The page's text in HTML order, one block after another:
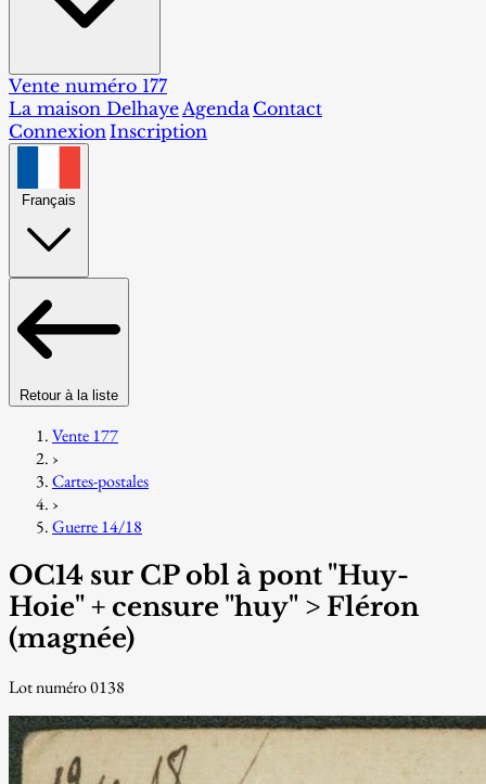
Vente numéro 177
La maison DelhayeAgenda Contact
ConnexionInscription
Français
Retour à la liste
Vente 177
›
Cartes-postales
›
Guerre 14/18
OC14 sur CP obl à pont "Huy-
Hoie" + censure "huy" > Fléron
(magnée)
Lot numéro 0138